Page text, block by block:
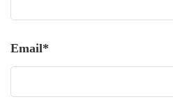
Email*